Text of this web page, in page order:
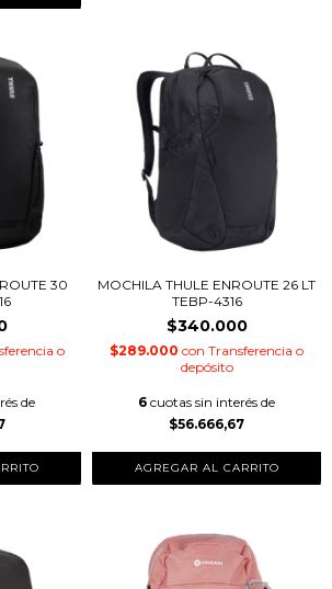
30
o
de
MOCHILA THULE ENROUTE 26 LT
TEBP-4316
$340.000
$289.000 con Transferencia o
depósito
6 cuotas sin interés de
$56.666,67